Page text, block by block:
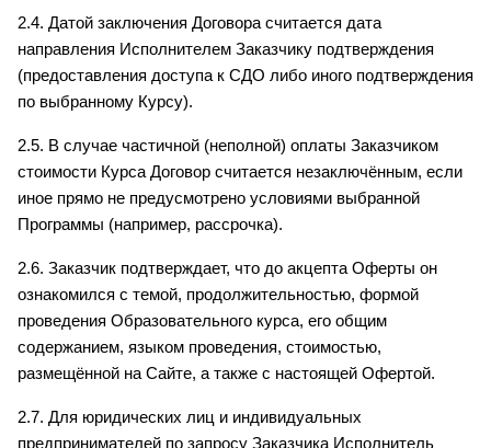
2.4. Датой заключения Договора считается дата
направления Исполнителем Заказчику подтверждения
(предоставления доступа к СДО либо иного подтверждения
по выбранному Курсу).
2.5. В случае частичной (неполной) оплаты Заказчиком
стоимости Курса Договор считается незаключённым, если
иное прямо не предусмотрено условиями выбранной
Программы (например, рассрочка).
2.6. Заказчик подтверждает, что до акцепта Оферты он
ознакомился с темой, продолжительностью, формой
проведения Образовательного курса, его общим
содержанием, языком проведения, стоимостью,
размещённой на Сайте, а также с настоящей Офертой.
2.7. Для юридических лиц и индивидуальных
предпринимателей по запросу Заказчика Исполнитель